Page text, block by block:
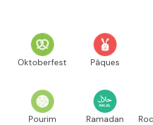
Oktoberfest Pâques
Pourim Ramadan